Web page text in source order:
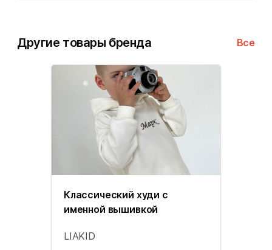
Другие товары бренда Все
Классический худи с
именной вышивкой
LIAKID